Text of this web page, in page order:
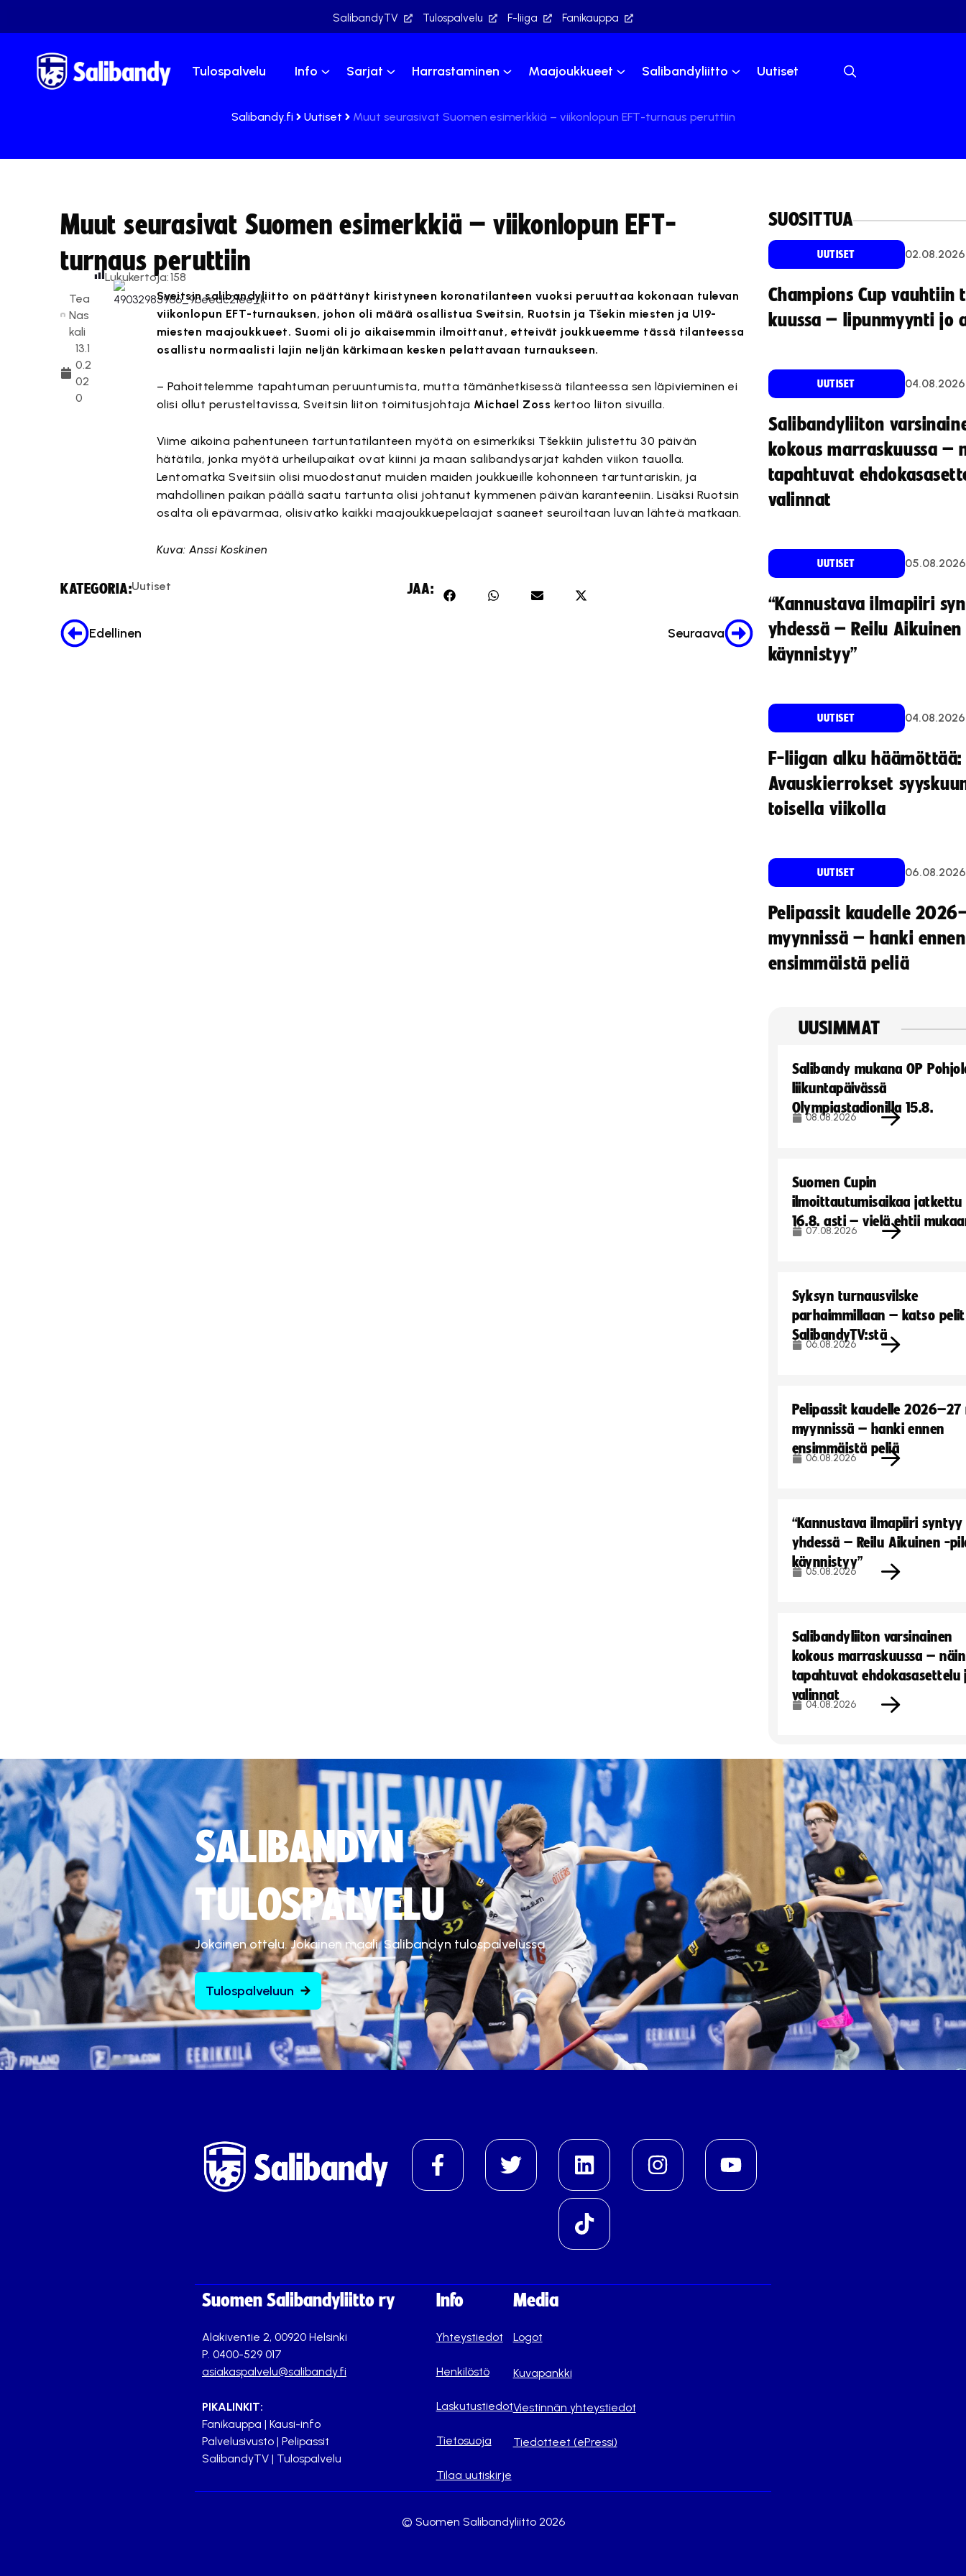
SalibandyTV Tulospalvelu F-liiga Fanikauppa
Tulospalvelu Info Sarjat Harrastaminen Maajoukkueet Salibandyliitto Uutiset
Salibandy.fi Uutiset Muut seurasivat Suomen esimerkkiä – viikonlopun EFT-turnaus peruttiin
Muut seurasivat Suomen esimerkkiä – viikonlopun EFT-
turnaus peruttiin
Tea
Nas
kali
13.1
0.2
02
0
Lukukertoja:158
Sveitsin salibandyliitto on päättänyt kiristyneen koronatilanteen vuoksi peruuttaa kokonaan tulevan
viikonlopun EFT-turnauksen, johon oli määrä osallistua Sveitsin, Ruotsin ja Tšekin miesten ja U19-
miesten maajoukkueet. Suomi oli jo aikaisemmin ilmoittanut, etteivät joukkueemme tässä tilanteessa
osallistu normaalisti lajin neljän kärkimaan kesken pelattavaan turnaukseen.
– Pahoittelemme tapahtuman peruuntumista, mutta tämänhetkisessä tilanteessa sen läpivieminen ei
olisi ollut perusteltavissa, Sveitsin liiton toimitusjohtaja Michael Zoss kertoo liiton sivuilla.
Viime aikoina pahentuneen tartuntatilanteen myötä on esimerkiksi Tšekkiin julistettu 30 päivän
hätätila, jonka myötä urheilupaikat ovat kiinni ja maan salibandysarjat kahden viikon tauolla.
Lentomatka Sveitsiin olisi muodostanut muiden maiden joukkueille kohonneen tartuntariskin, ja
mahdollinen paikan päällä saatu tartunta olisi johtanut kymmenen päivän karanteeniin. Lisäksi Ruotsin
osalta oli epävarmaa, olisivatko kaikki maajoukkuepelaajat saaneet seuroiltaan luvan lähteä matkaan.
Kuva: Anssi Koskinen
KATEGORIA:Uutiset JAA:
Edellinen Seuraava
SUOSITTUA
UUTISET 02.08.2026
Champions Cup vauhtiin
kuussa – lipunmyynti jo
UUTISET 04.08.2026
Salibandyliiton
kokous marraskuussa –
tapahtuvat
valinnat
UUTISET 05.08.2026
“Kannustava ilmapiiri
yhdessä – Reilu
käynnistyy”
UUTISET 04.08.2026
F-liigan alku häämöttää:
Avauskierrokset
toisella viikolla
UUTISET 06.08.2026
Pelipassit kaudelle
myynnissä – hanki ennen
ensimmäistä peliä
UUSIMMAT
Salibandy mukana OP
liikuntapäivässä
Olympiastadionilla 15.8.
08.08.2026
Suomen Cupin
ilmoittautumisaikaa jatkettu
16.8. asti – vielä ehtii
07.08.2026
Syksyn turnausvilske
parhaimmillaan – katso pelit
SalibandyTV:stä
06.08.2026
Pelipassit kaudelle
myynnissä – hanki ennen
ensimmäistä peliä
06.08.2026
“Kannustava ilmapiiri syntyy
yhdessä – Reilu Aikuinen -
käynnistyy”
05.08.2026
Salibandyliiton varsinainen
kokous marraskuussa – näin
tapahtuvat ehdokasasettelu
valinnat
04.08.2026
SALIBANDYN
TULOSPALVELU
Jokainen ottelu. Jokainen maali. Salibandyn tulospalvelussa.
Tulospalveluun
Suomen Salibandyliitto ry
Alakiventie 2, 00920 Helsinki
P. 0400-529 017
asiakaspalvelu@salibandy.fi
PIKALINKIT:
Fanikauppa | Kausi-info
Palvelusivusto | Pelipassit
SalibandyTV | Tulospalvelu
Info
Yhteystiedot
Henkilöstö
Laskutustiedot
Tietosuoja
Tilaa uutiskirje
Media
Logot
Kuvapankki
Viestinnän yhteystiedot
Tiedotteet (ePressi)
© Suomen Salibandyliitto 2026